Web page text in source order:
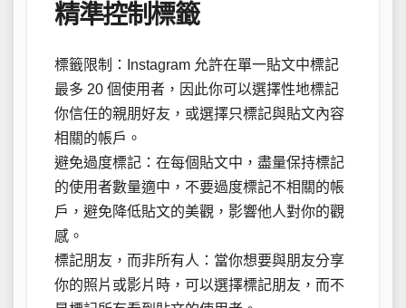
精準控制標籤
標籤限制：Instagram 允許在單一貼文中標記
最多 20 個使用者，因此你可以選擇性地標記
你信任的親朋好友，或選擇只標記與貼文內容
相關的帳戶。
避免過度標記：在每個貼文中，盡量保持標記
的使用者數量適中，不要過度標記不相關的帳
戶，避免降低貼文的美觀，影響他人對你的觀
感。
標記朋友，而非所有人：當你想要與朋友分享
你的照片或影片時，可以選擇標記朋友，而不